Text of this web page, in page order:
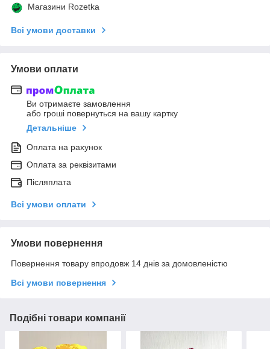
Магазини Rozetka
Всі умови доставки
Умови оплати
Ви отримаєте замовлення
або гроші повернуться на вашу картку
Детальніше
Оплата на рахунок
Оплата за реквізитами
Післяплата
Всі умови оплати
Умови повернення
Повернення товару впродовж 14 днів за домовленістю
Всі умови повернення
Подібні товари компанії